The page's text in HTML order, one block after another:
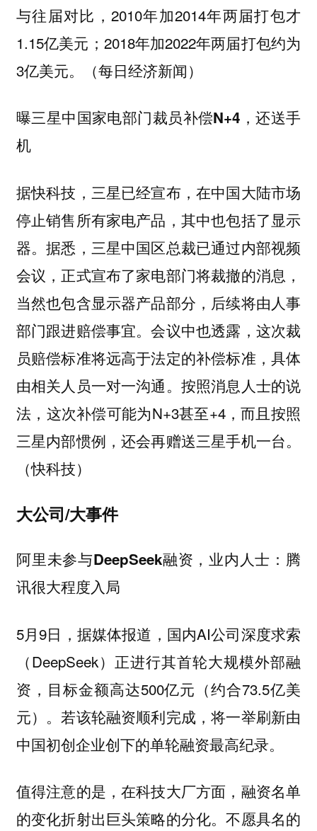
与往届对比，2010年加2014年两届打包才
1.15亿美元；2018年加2022年两届打包约为
3亿美元。（每日经济新闻）
曝三星中国家电部门裁员补偿N+4，还送手
机
据快科技，三星已经宣布，在中国大陆市场
停止销售所有家电产品，其中也包括了显示
器。据悉，三星中国区总裁已通过内部视频
会议，正式宣布了家电部门将裁撤的消息，
当然也包含显示器产品部分，后续将由人事
部门跟进赔偿事宜。会议中也透露，这次裁
员赔偿标准将远高于法定的补偿标准，具体
由相关人员一对一沟通。按照消息人士的说
法，这次补偿可能为N+3甚至+4，而且按照
三星内部惯例，还会再赠送三星手机一台。
（快科技）
大公司/大事件
阿里未参与DeepSeek融资，业内人士：腾
讯很大程度入局
5月9日，据媒体报道，国内AI公司深度求索
（DeepSeek）正进行其首轮大规模外部融
资，目标金额高达500亿元（约合73.5亿美
元）。若该轮融资顺利完成，将一举刷新由
中国初创企业创下的单轮融资最高纪录。
值得注意的是，在科技大厂方面，融资名单
的变化折射出巨头策略的分化。不愿具名的